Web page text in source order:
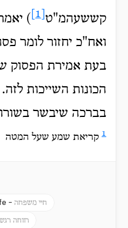
קששעהמ"ט
)
ואח"כ יחזור לומר
בעת אמירת הפסוק
הכונות השייכות לזה.
בברכה שיבשר
1 קריאת שמע שעל המטה
- חיי משפחה
רווחה